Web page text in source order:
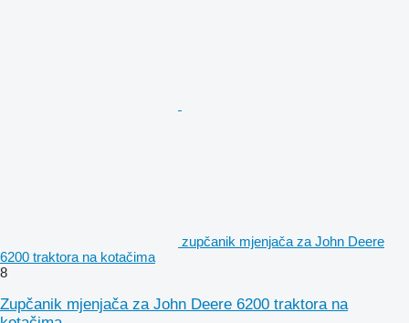
zupčanik mjenjača za John Deere
6200 traktora na kotačima
8
Zupčanik mjenjača za John Deere 6200 traktora na